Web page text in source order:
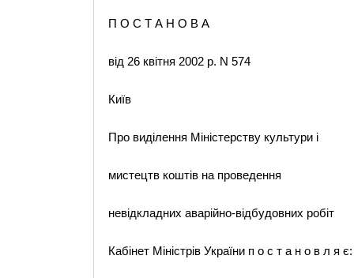
П О С Т А Н О В А
від 26 квітня 2002 р. N 574
Київ
Про виділення Міністерству культури і
мистецтв коштів на проведення
невідкладних аварійно-відбудовних робіт
Кабінет Міністрів України п о с т а н о в л я є: